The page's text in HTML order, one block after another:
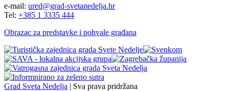
e-mail: ured@grad-svetanedelja.hr
Tel: +385 1 3335 444
Obrazac za predstavke i pohvale građana
Grad Sveta Nedelja | Sva prava pridržana